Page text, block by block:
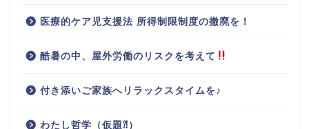
医療的ケア児支援法 所得制限制度の撤廃を！
酷暑の中、屋外労働のリスクを考えて
付き添いご家族へリラックスタイムを♪
わたし哲学（仮題⁈）